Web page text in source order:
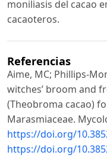
moniliasis del cacao
cacaoteros.
Referencias
Aime, MC; Phillips-
witches’ broom and
(Theobroma cacao)
Marasmiaceae.
https://doi.org/
https://doi.org/